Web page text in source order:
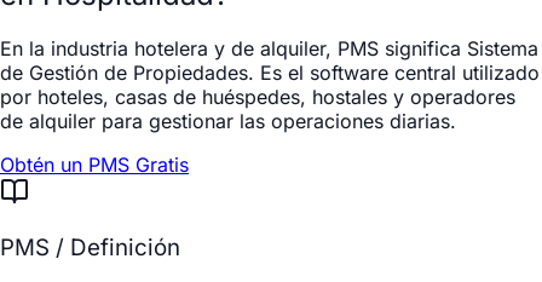
En la industria hotelera y de alquiler, PMS significa Sistema
de Gestión de Propiedades. Es el software central utilizado
por hoteles, casas de huéspedes, hostales y operadores
de alquiler para gestionar las operaciones diarias.
Obtén un PMS Gratis
PMS / Definición